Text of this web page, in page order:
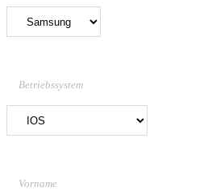
Betriebssystem
Vorname